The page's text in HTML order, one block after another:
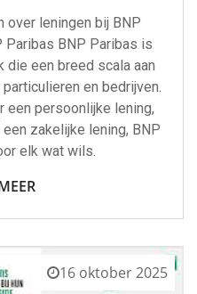
over leningen bij BNP
Paribas BNP Paribas is
die een breed scala aan
en bedrijven.
een persoonlijke lening,
zakelijke lening, BNP
elk wat wils.
16 oktober 2025